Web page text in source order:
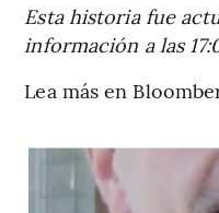
Esta historia fue
información a las
Lea más en